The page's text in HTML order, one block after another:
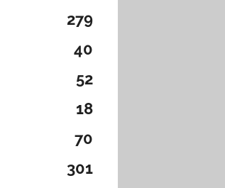
279
40
52
18
70
301